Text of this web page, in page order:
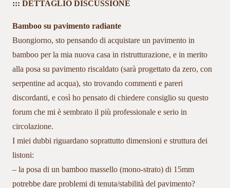
::: DETTAGLIO DISCUSSIONE
Bamboo su pavimento radiante
Buongiorno, sto pensando di acquistare un pavimento in
bamboo per la mia nuova casa in ristrutturazione, e in merito
alla posa su pavimento riscaldato (sarà progettato da zero, con
serpentine ad acqua), sto trovando commenti e pareri
discordanti, e così ho pensato di chiedere consiglio su questo
forum che mi è sembrato il più professionale e serio in
circolazione.
I miei dubbi riguardano soprattutto dimensioni e struttura dei
listoni:
– la posa di un bamboo massello (mono-strato) di 15mm
potrebbe dare problemi di tenuta/stabilità del pavimento?